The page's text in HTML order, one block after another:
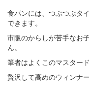
食パンには、つぶつぶタ
できます。
市販のからしが苦手なお
ん。
筆者はよくこのマスター
贅沢して高めのウィンナ